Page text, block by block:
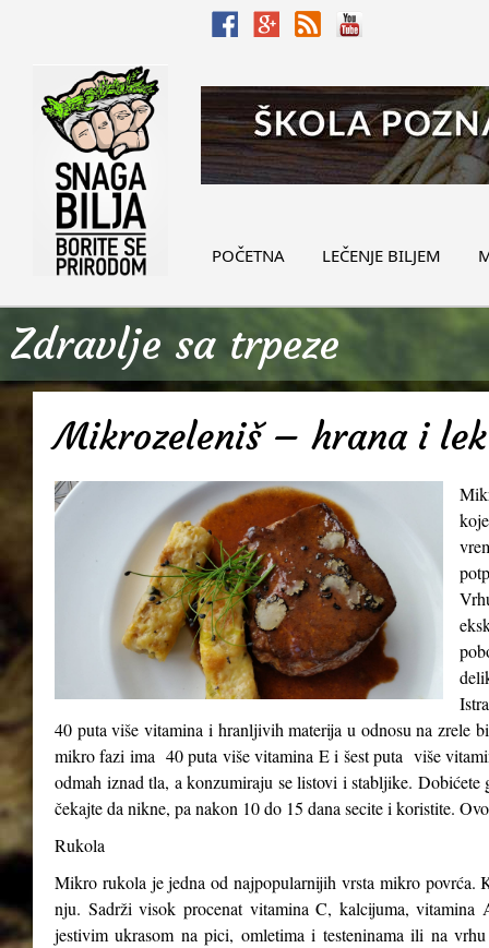
POČETNA LEČENJE BILJEM
Zdravlje sa trpeze
Mikrozeleniš – hrana i lek
40 puta više vitamina i hranljivih materija u odnosu na zrele
mikro fazi ima 40 puta više vitamina E i šest puta više
odmah iznad tla, a konzumiraju se listovi i stabljike. Dobićete
čekajte da nikne, pa nakon 10 do 15 dana secite i koristite.
Rukola
Mikro rukola je jedna od najpopularnijih vrsta mikro povrća.
nju. Sadrži visok procenat vitamina C, kalcijuma,
jestivim ukrasom na pici, omletima i testeninama ili na